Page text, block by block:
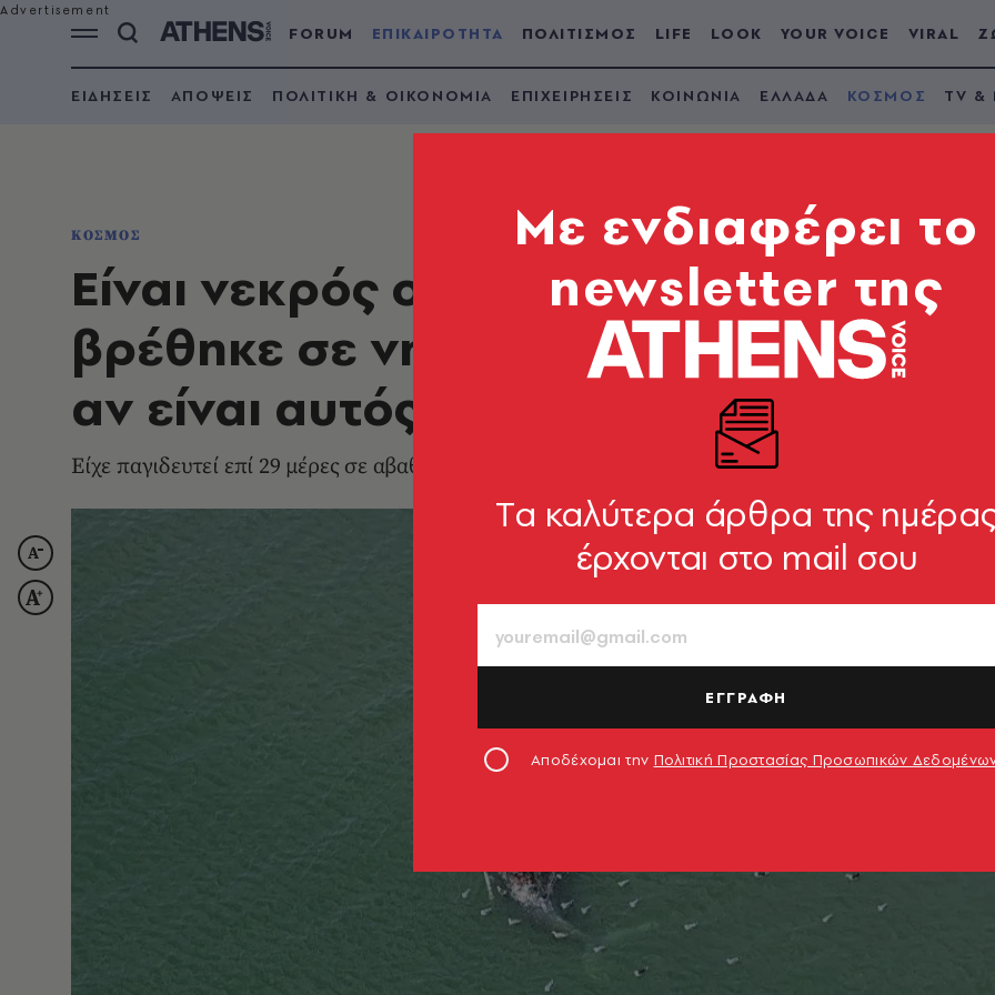
FORUM ΕΠΙΚΑΙΡΟΤΗΤΑ ΠΟΛΙΤΙΣΜΟΣ LIFE LOOK YOUR VOICE VIRAL
ΕΙΔΗΣΕΙΣ ΑΠΟΨΕΙΣ ΠΟΛΙΤΙΚΗ & ΟΙΚΟΝΟΜΙΑ ΕΠΙΧΕΙΡΗΣΕΙΣ ΚΟΙΝΩΝΙΑ ΕΛΛΑΔΑ ΚΟΣΜΟΣ TV &
ΚΟΣΜΟΣ
Είναι νεκρός ο «Τίμι»; - Μια νεκρή
βρέθηκε σε νησάκι της Δανίας,
αν είναι αυτός
Είχε παγιδευτεί επί 29 μέρες σε αβαθή νερά στη Βαλτική - Φαινόταν
Mε ενδιαφέρει το
newsletter της
Tα καλύτερα άρθρα της
έρχονται στο mail σου
ΕΓΓΡΑΦΗ
Αποδέχομαι την Πολιτική Προστασίας Προσωπικών